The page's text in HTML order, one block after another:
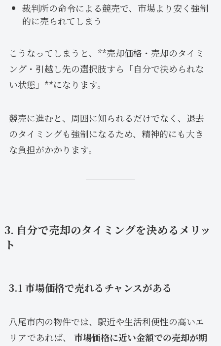
裁判所の命令による競売で、市場より安く強制
的に売られてしまう
こうなってしまうと、**売却価格・売却のタイミ
ング・引越し先の選択肢すら「自分で決められな
い状態」**になります。
競売に進むと、周囲に知られるだけでなく、退去
のタイミングも強制になるため、精神的にも大き
な負担がかかります。
3. 自分で売却のタイミングを決めるメリッ
ト
3.1 市場価格で売れるチャンスがある
八尾市内の物件では、駅近や生活利便性の高いエ
リアであれば、 市場価格に近い金額での売却が期